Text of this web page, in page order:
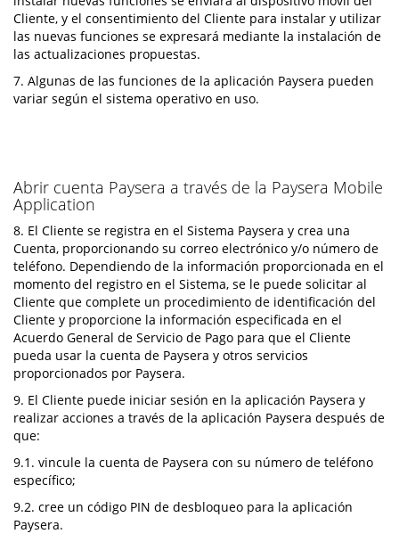
Cliente, y el consentimiento del Cliente para instalar y utilizar
las nuevas funciones se expresará mediante la instalación de
las actualizaciones propuestas.
7. Algunas de las funciones de la aplicación Paysera pueden
variar según el sistema operativo en uso.
Abrir cuenta Paysera a través de la Paysera Mobile
Application
8. El Cliente se registra en el Sistema Paysera y crea una
Cuenta, proporcionando su correo electrónico y/o número de
teléfono. Dependiendo de la información proporcionada en el
momento del registro en el Sistema, se le puede solicitar al
Cliente que complete un procedimiento de identificación del
Cliente y proporcione la información especificada en el
Acuerdo General de Servicio de Pago para que el Cliente
pueda usar la cuenta de Paysera y otros servicios
proporcionados por Paysera.
9. El Cliente puede iniciar sesión en la aplicación Paysera y
realizar acciones a través de la aplicación Paysera después de
que:
9.1. vincule la cuenta de Paysera con su número de teléfono
específico;
9.2. cree un código PIN de desbloqueo para la aplicación
Paysera.